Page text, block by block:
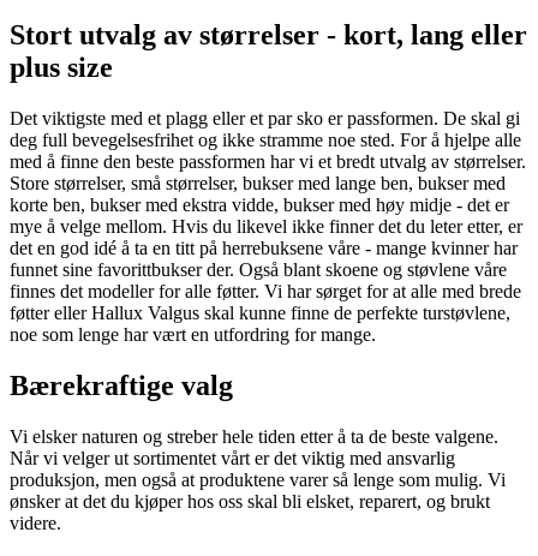
Stort utvalg av størrelser - kort, lang eller
plus size
Det viktigste med et plagg eller et par sko er passformen. De skal gi
deg full bevegelsesfrihet og ikke stramme noe sted. For å hjelpe alle
med å finne den beste passformen har vi et bredt utvalg av størrelser.
Store størrelser, små størrelser, bukser med lange ben, bukser med
korte ben, bukser med ekstra vidde, bukser med høy midje - det er
mye å velge mellom. Hvis du likevel ikke finner det du leter etter, er
det en god idé å ta en titt på herrebuksene våre - mange kvinner har
funnet sine favorittbukser der. Også blant skoene og støvlene våre
finnes det modeller for alle føtter. Vi har sørget for at alle med brede
føtter eller Hallux Valgus skal kunne finne de perfekte turstøvlene,
noe som lenge har vært en utfordring for mange.
Bærekraftige valg
Vi elsker naturen og streber hele tiden etter å ta de beste valgene.
Når vi velger ut sortimentet vårt er det viktig med ansvarlig
produksjon, men også at produktene varer så lenge som mulig. Vi
ønsker at det du kjøper hos oss skal bli elsket, reparert, og brukt
videre.